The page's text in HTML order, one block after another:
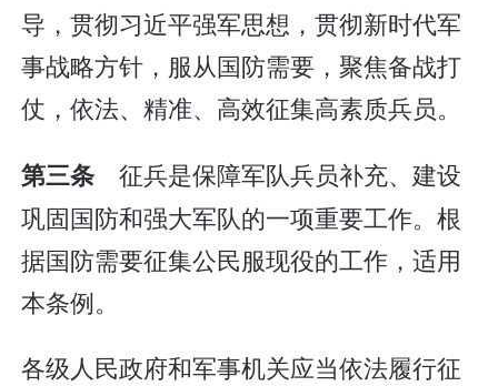
导，贯彻习近平强军思想，贯彻新时代军
事战略方针，服从国防需要，聚焦备战打
仗，依法、精准、高效征集高素质兵员。
第三条 征兵是保障军队兵员补充、建设
巩固国防和强大军队的一项重要工作。根
据国防需要征集公民服现役的工作，适用
本条例。
各级人民政府和军事机关应当依法履行征